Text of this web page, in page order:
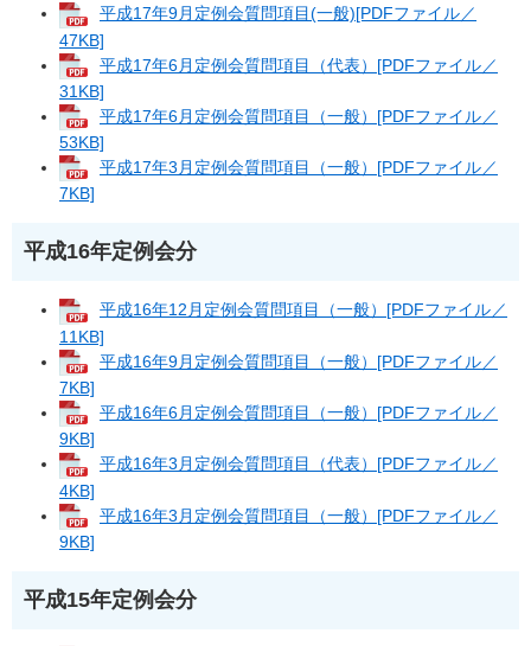
平成17年9月定例会質問項目(一般)[PDFファイル／
47KB]
平成17年6月定例会質問項目（代表）[PDFファイル／
31KB]
平成17年6月定例会質問項目（一般）[PDFファイル／
53KB]
平成17年3月定例会質問項目（一般）[PDFファイル／
7KB]
平成16年定例会分
平成16年12月定例会質問項目（一般）[PDFファイル／
11KB]
平成16年9月定例会質問項目（一般）[PDFファイル／
7KB]
平成16年6月定例会質問項目（一般）[PDFファイル／
9KB]
平成16年3月定例会質問項目（代表）[PDFファイル／
4KB]
平成16年3月定例会質問項目（一般）[PDFファイル／
9KB]
平成15年定例会分